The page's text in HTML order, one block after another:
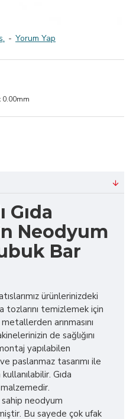
- Yorum Yap
0.00mm
Gıda
Neodyum
Bar
ürünlerinizdeki
tozlarını temizlemek için
arınmasını
de sağlığını
yapılabilen
paslanmaz tasarımı ile
Gıda
neodyum
Bu sayede çok ufak